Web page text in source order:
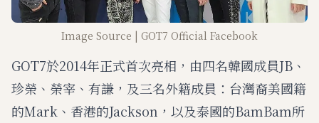
Image Source | GOT7 Official Facebook
GOT7於2014年正式首次亮相，由四名韓國成員JB、
珍榮、榮宰、有謙，及三名外籍成員：台灣裔美國籍
的Mark、香港的Jackson，以及泰國的BamBam所